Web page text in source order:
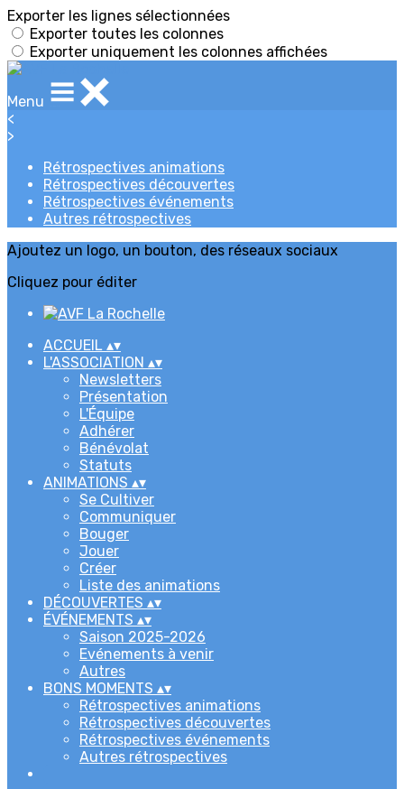
Exporter les lignes sélectionnées
Exporter toutes les colonnes
Exporter uniquement les colonnes affichées
Menu
<
>
Rétrospectives animations
Rétrospectives découvertes
Rétrospectives événements
Autres rétrospectives
Ajoutez un logo, un bouton, des réseaux sociaux
Cliquez pour éditer
ACCUEIL ▴▾
L'ASSOCIATION ▴▾
Newsletters
Présentation
L'Équipe
Adhérer
Bénévolat
Statuts
ANIMATIONS ▴▾
Se Cultiver
Communiquer
Bouger
Jouer
Créer
Liste des animations
DÉCOUVERTES ▴▾
ÉVÉNEMENTS ▴▾
Saison 2025-2026
Evénements à venir
Autres
BONS MOMENTS ▴▾
Rétrospectives animations
Rétrospectives découvertes
Rétrospectives événements
Autres rétrospectives